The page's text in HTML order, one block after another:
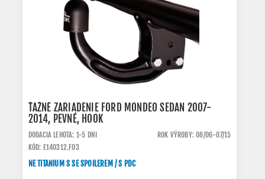
ŤAŽNÉ ZARIADENIE FORD MONDEO SEDAN 2007-
2014, PEVNÉ, HOOK
DODACIA LEHOTA: 1-5 DNI
ROK VÝROBY: 08/06-07/15
KÓD: E140312.FO3
NE TITANIUM S SE SPOILEREM / S PDC